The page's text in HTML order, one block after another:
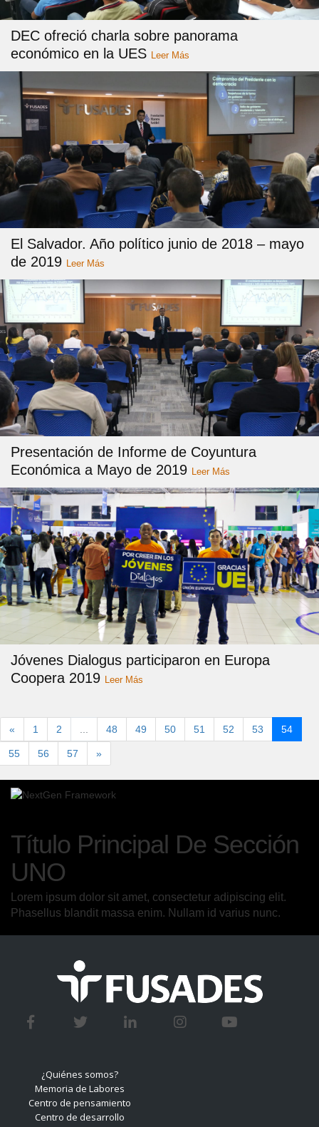
DEC ofreció charla sobre panorama
económico en la UES Leer Más
El Salvador. Año político junio de 2018 – mayo
de 2019 Leer Más
Presentación de Informe de Coyuntura
Económica a Mayo de 2019 Leer Más
Jóvenes Dialogus participaron en Europa
Coopera 2019 Leer Más
« 1 2 48 49 50 51 52 53 54
55 56 57 »
Título Principal De Sección
UNO
Lorem ipsum dolor sit amet, consectetur adipiscing elit.
Phasellus blandit massa enim. Nullam id varius nunc.
¿Quiénes somos?
Memoria de Labores
Centro de pensamiento
Centro de desarrollo